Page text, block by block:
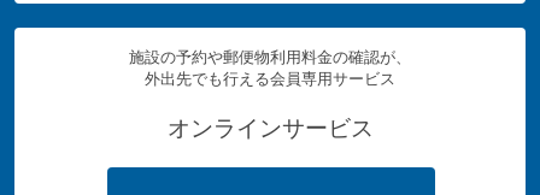
施設の予約や郵便物利用料金の確認が、
外出先でも行える会員専用サービス
オンラインサービス